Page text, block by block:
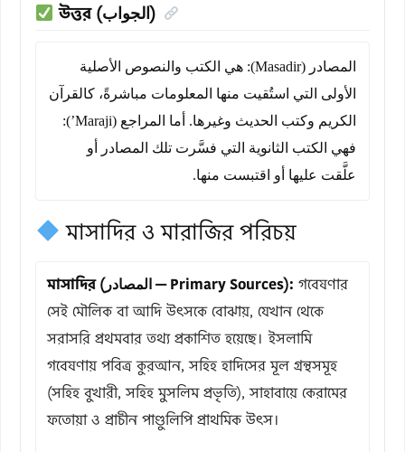
উত্তর (الجواب)
المصادر (Masadir): هي الكتب والنصوص الأصلية
الأولى التي استُقيت منها المعلومات مباشرةً، كالقرآن
الكريم وكتب الحديث وغيرها. أما المراجع (Maraji’):
فهي الكتب الثانوية التي فسَّرت تلك المصادر أو
علَّقت عليها أو اقتبست منها.
মাসাদির ও মারাজির পরিচয়
মাসাদির (المصادر — Primary Sources): গবেষণার
সেই মৌলিক বা আদি উৎসকে বোঝায়, যেখান থেকে
সরাসরি প্রথমবার তথ্য প্রকাশিত হয়েছে। ইসলামি
গবেষণায় পবিত্র কুরআন, সহিহ হাদিসের মূল গ্রন্থসমূহ
(সহিহ বুখারী, সহিহ মুসলিম প্রভৃতি), সাহাবায়ে কেরামের
ফতোয়া ও প্রাচীন পাণ্ডুলিপি প্রাথমিক উৎস।